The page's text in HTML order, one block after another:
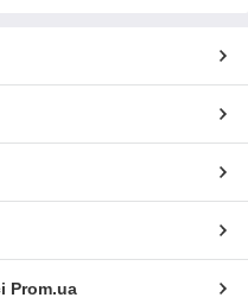
Prom.ua